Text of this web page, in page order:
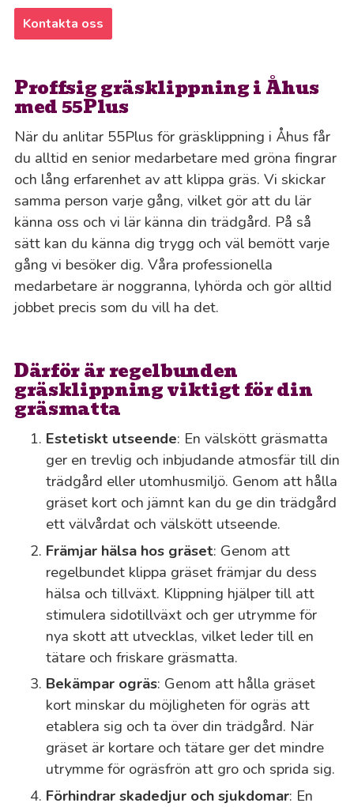
Kontakta oss
Proffsig gräsklippning i Åhus
med 55Plus
När du anlitar 55Plus för gräsklippning i Åhus får
du alltid en senior medarbetare med gröna fingrar
och lång erfarenhet av att klippa gräs. Vi skickar
samma person varje gång, vilket gör att du lär
känna oss och vi lär känna din trädgård. På så
sätt kan du känna dig trygg och väl bemött varje
gång vi besöker dig. Våra professionella
medarbetare är noggranna, lyhörda och gör alltid
jobbet precis som du vill ha det.
Därför är regelbunden
gräsklippning viktigt för din
gräsmatta
Estetiskt utseende: En välskött gräsmatta
ger en trevlig och inbjudande atmosfär till din
trädgård eller utomhusmiljö. Genom att hålla
gräset kort och jämnt kan du ge din trädgård
ett välvårdat och välskött utseende.
Främjar hälsa hos gräset: Genom att
regelbundet klippa gräset främjar du dess
hälsa och tillväxt. Klippning hjälper till att
stimulera sidotillväxt och ger utrymme för
nya skott att utvecklas, vilket leder till en
tätare och friskare gräsmatta.
Bekämpar ogräs: Genom att hålla gräset
kort minskar du möjligheten för ogräs att
etablera sig och ta över din trädgård. När
gräset är kortare och tätare ger det mindre
utrymme för ogräsfrön att gro och sprida sig.
Förhindrar skadedjur och sjukdomar: En